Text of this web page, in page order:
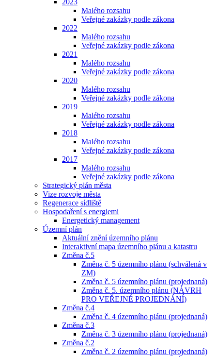
2023
Malého rozsahu
Veřejné zakázky podle zákona
2022
Malého rozsahu
Veřejné zakázky podle zákona
2021
Malého rozsahu
Veřejné zakázky podle zákona
2020
Malého rozsahu
Veřejné zakázky podle zákona
2019
Malého rozsahu
Veřejné zakázky podle zákona
2018
Malého rozsahu
Veřejné zakázky podle zákona
2017
Malého rozsahu
Veřejné zakázky podle zákona
Strategický plán města
Vize rozvoje města
Regenerace sídliště
Hospodaření s energiemi
Energetický management
Územní plán
Aktuální znění územního plánu
Interaktivní mapa územního plánu a katastru
Změna č.5
Změna č. 5 územního plánu (schválená v
ZM)
Změna č. 5 územního plánu (projednaná)
Změna č. 5. územního plánu (NÁVRH
PRO VEŘEJNÉ PROJEDNÁNÍ)
Změna č.4
Změna č. 4 územního plánu (projednaná)
Změna č.3
Změna č. 3 územního plánu (projednaná)
Změna č.2
Změna č. 2 územního plánu (projednaná)